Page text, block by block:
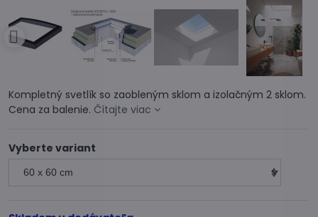
Kompletný svetlík so zaobleným sklom a izolačným 2 sklom.
Cena za balenie. Čítajte viac
Vyberte variant